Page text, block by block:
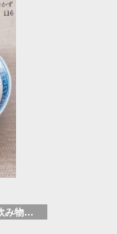
料理／食べ物と飲み物／食に関する記述